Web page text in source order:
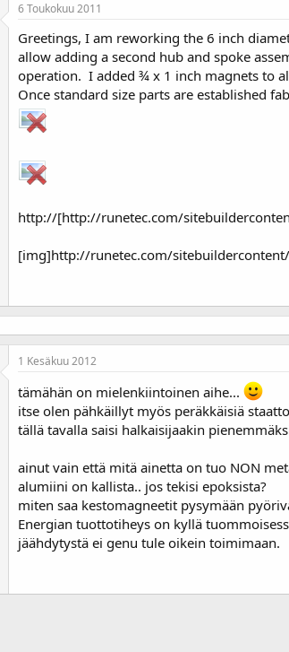
6 Toukokuu 2011
Greetings, I am reworking the 6 inch
allow adding a second hub and spoke
operation. I added ¾ x 1 inch magnets to
Once standard size parts are established
http://[http://runetec.com/
[img]http://runetec.com/
1 Kesäkuu 2012
tämähän on mielenkiintoinen aihe...
itse olen pähkäillyt myös peräkkäisiä
tällä tavalla saisi halkaisijaakin
ainut vain että mitä ainetta on tuo NON
alumiini on kallista.. jos tekisi epoksista?
miten saa kestomagneetit pysymään
Energian tuottotiheys on kyllä
jäähdytystä ei genu tule oikein toimimaan.